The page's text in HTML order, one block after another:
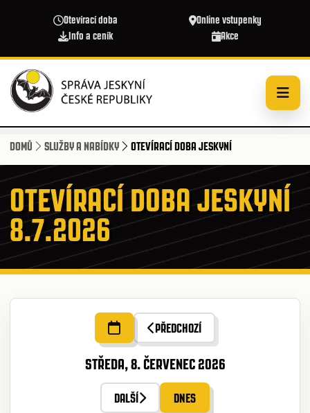
Otevírací doba
Online vstupenky
Info a ceník
Akce
DOMŮ SLUŽBY A NABÍDKY OTEVÍRACÍ DOBA JESKYNÍ
OTEVÍRACÍ DOBA JESKYNÍ
8.7.2026
PŘEDCHOZÍ
STŘEDA, 8. ČERVENEC 2026
DALŠÍ DNES